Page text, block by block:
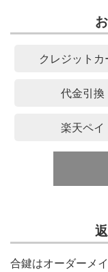
クレジットカ
代金引換
楽天ペイ
合鍵はオーダーメ